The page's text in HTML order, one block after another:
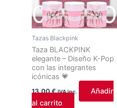
Tazas Blackpink
Taza BLACKPINK
elegante – Diseño K-Pop
con las integrantes
icónicas 💗
13,00€ IVA inc.
Añadir
al carrito